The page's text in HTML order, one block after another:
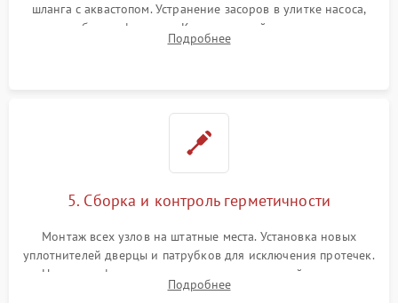
шланга с аквастопом. Устранение засоров в улитке насоса,
патрубках и фильтрах. Компонентный ремонт платы
управления, восстановление поврежденной проводки.
Подробнее
5. Сборка и контроль герметичности
Монтаж всех узлов на штатные места. Установка новых
уплотнителей дверцы и патрубков для исключения протечек.
Надежная фиксация хомутов гидравлической системы,
сборка корпуса и установка датчика поплавка.
Подробнее